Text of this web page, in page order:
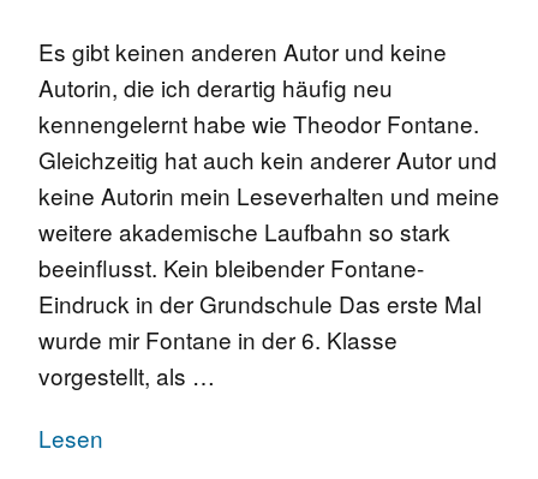
Es gibt keinen anderen Autor und keine
Autorin, die ich derartig häufig neu
kennengelernt habe wie Theodor Fontane.
Gleichzeitig hat auch kein anderer Autor und
keine Autorin mein Leseverhalten und meine
weitere akademische Laufbahn so stark
beeinflusst. Kein bleibender Fontane-
Eindruck in der Grundschule Das erste Mal
wurde mir Fontane in der 6. Klasse
vorgestellt, als …
Lesen